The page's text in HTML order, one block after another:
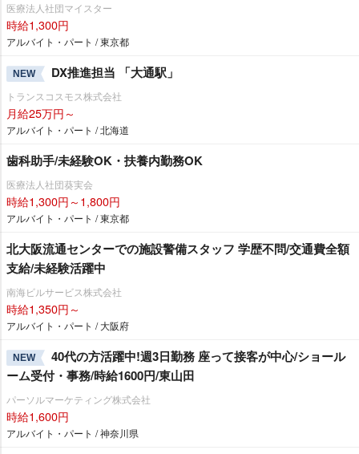
医療法人社団マイスター
時給1,300円
アルバイト・パート / 東京都
NEW DX推進担当 「大通駅」
トランスコスモス株式会社
月給25万円～
アルバイト・パート / 北海道
歯科助手/未経験OK・扶養内勤務OK
医療法人社団葵実会
時給1,300円～1,800円
アルバイト・パート / 東京都
北大阪流通センターでの施設警備スタッフ 学歴不問/交通費全額
支給/未経験活躍中
南海ビルサービス株式会社
時給1,350円～
アルバイト・パート / 大阪府
NEW
40代の方活躍中!週3日勤務 座って接客が中心/ショール
ーム受付・事務/時給1600円/東山田
パーソルマーケティング株式会社
時給1,600円
アルバイト・パート / 神奈川県